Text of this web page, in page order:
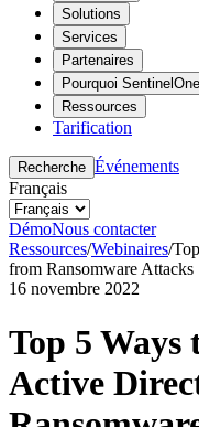
Solutions
Services
Partenaires
Pourquoi SentinelOne
Ressources
Tarification
Recherche Événements
Français
DémoNous contacter
Ressources/Webinaires/
from Ransomware Attacks
16 novembre 2022
Top 5 Ways
Active